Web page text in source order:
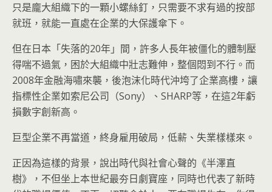
只是龐大組織下的一顆小螺絲釘，只需要不求有過的按部
就班，就能一直處在企業的大保護傘下。
但在日本「失落的20年」間，許多人長年被僵化的體制壓
得喘不過氣，困於大組織中壯志難伸，整個悶到不行。而
2008年金融海嘯來襲，後泡沫化時代沖垮了企業高樓，讓
指標性企業如索尼公司（Sony）、SHARP等，在這2年虧
損數字創新高。
巨型企業不再當道，終身雇用破局，低薪、失業樣樣來。
正因為這樣的背景，說出時代與社會心聲的《半澤直
樹》，不但坐上本世紀最夯日劇寶座，同時也代表了新時